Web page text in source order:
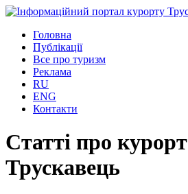
Головна
Публікації
Все про туризм
Реклама
RU
ENG
Контакти
Статті про курорт
Трускавець